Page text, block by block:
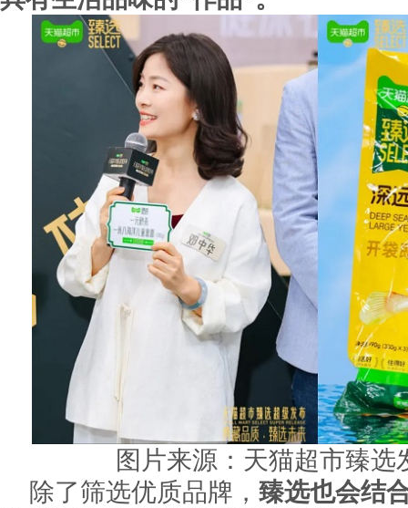
图片来源：天猫超市臻选
除了筛选优质品牌， 臻选也会结